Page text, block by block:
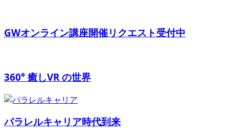
GWオンライン講座開催リクエスト受付中
360° 癒しVR の世界
パラレルキャリア時代到来